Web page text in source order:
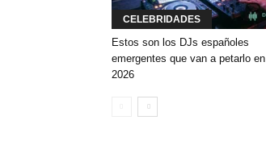
CELEBRIDADES
Estos son los DJs españoles
emergentes que van a petarlo en
2026